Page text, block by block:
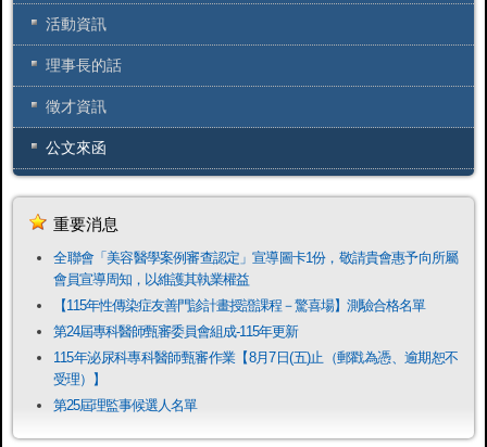
活動資訊
理事長的話
徵才資訊
公文來函
重要消息
全聯會「​美容醫學案例審查認定」宣導圖卡1份，敬請貴會惠予向所屬
會員宣導周知，以維護其執業權益
【115年性傳染症友善門診計畫授證課程－驚喜場】測驗合格名單
第24屆專科醫師甄審委員會組成-115年更新
115年泌尿科專科醫師甄審作業【8月7日(五)止（郵戳為憑、逾期恕不
受理）】
第25屆理監事候選人名單